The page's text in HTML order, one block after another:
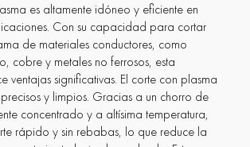
es altamente idóneo y eficiente en
Con su capacidad para cortar
de materiales conductores, como
cobre y metales no ferrosos, esta
ventajas significativas. El corte con plasma
y limpios. Gracias a un chorro de
concentrado y a altísima temperatura,
rápido y sin rebabas, lo que reduce la